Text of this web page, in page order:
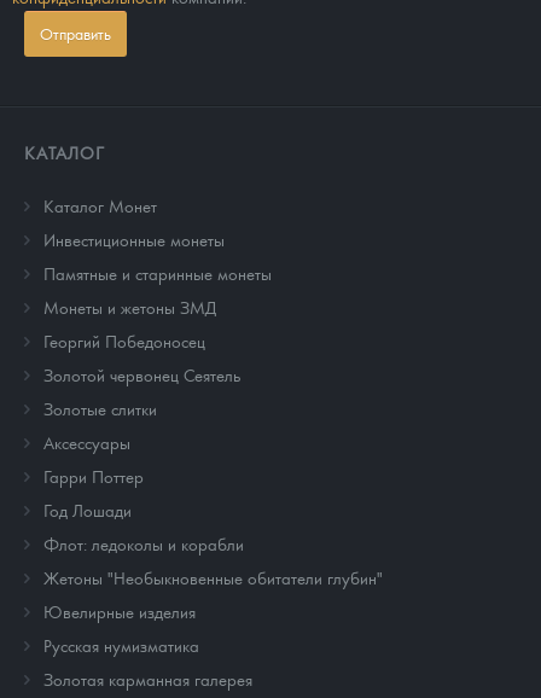
Отправить
КАТАЛОГ
Каталог Монет
Инвестиционные монеты
Памятные и старинные монеты
Монеты и жетоны ЗМД
Георгий Победоносец
Золотой червонец Сеятель
Золотые слитки
Аксессуары
Гарри Поттер
Год Лошади
Флот: ледоколы и корабли
Жетоны "Необыкновенные обитатели глубин"
Ювелирные изделия
Русская нумизматика
Золотая карманная галерея